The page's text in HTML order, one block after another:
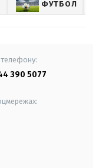
ФУТБОЛ
390 5077